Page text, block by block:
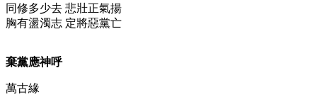
同修多少去 悲壯正氣揚
胸有盪濁志 定將惡黨亡
棄黨應神呼
萬古緣